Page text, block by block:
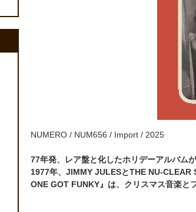
NUMERO / NUM656 / Import / 2025
77年発、レア盤と化したホリデーアルバム
1977年、JIMMY JULESとTHE NU-
ONE GOT FUNKY』は、クリスマス音楽と